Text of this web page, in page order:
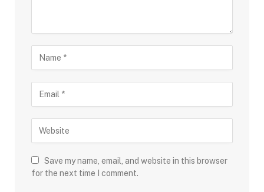
Save my name, email, and website in this browser
for the next time I comment.